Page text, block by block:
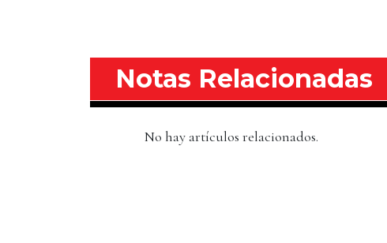
Notas Relacionadas
No hay artículos relacionados.